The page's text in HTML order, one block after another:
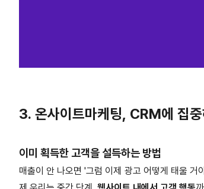
3. 온사이트마케팅, CRM에 집
이미 획득한 고객을 설득하는 방법
매출이 안 나오면 '그럼 이제 광고 어떻게 태울 거